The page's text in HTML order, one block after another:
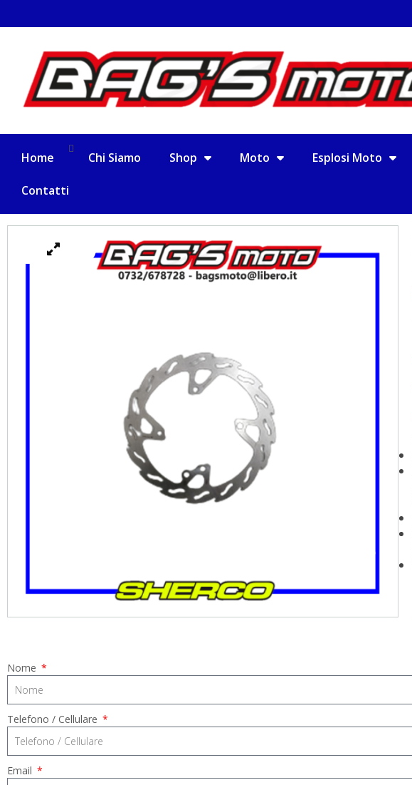
Spedizione in tutta Italia a €10,00
Home Chi Siamo Shop Moto Esplosi Moto
Contatti
Nome
Telefono / Cellulare
Email